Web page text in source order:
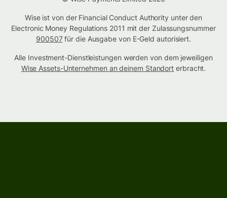
Wise ist von der Financial Conduct Authority unter den
Electronic Money Regulations 2011 mit der Zulassungsnummer
900507für die Ausgabe von E-Geld autorisiert.
Alle Investment-Dienstleistungen werden von dem jeweiligen
Wise Assets-Unternehmen an deinem Standort erbracht.